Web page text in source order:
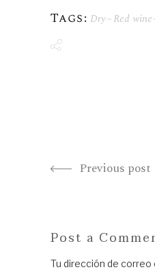
Tags: Dry Red wine
Previous post
Post a
Tu dirección de